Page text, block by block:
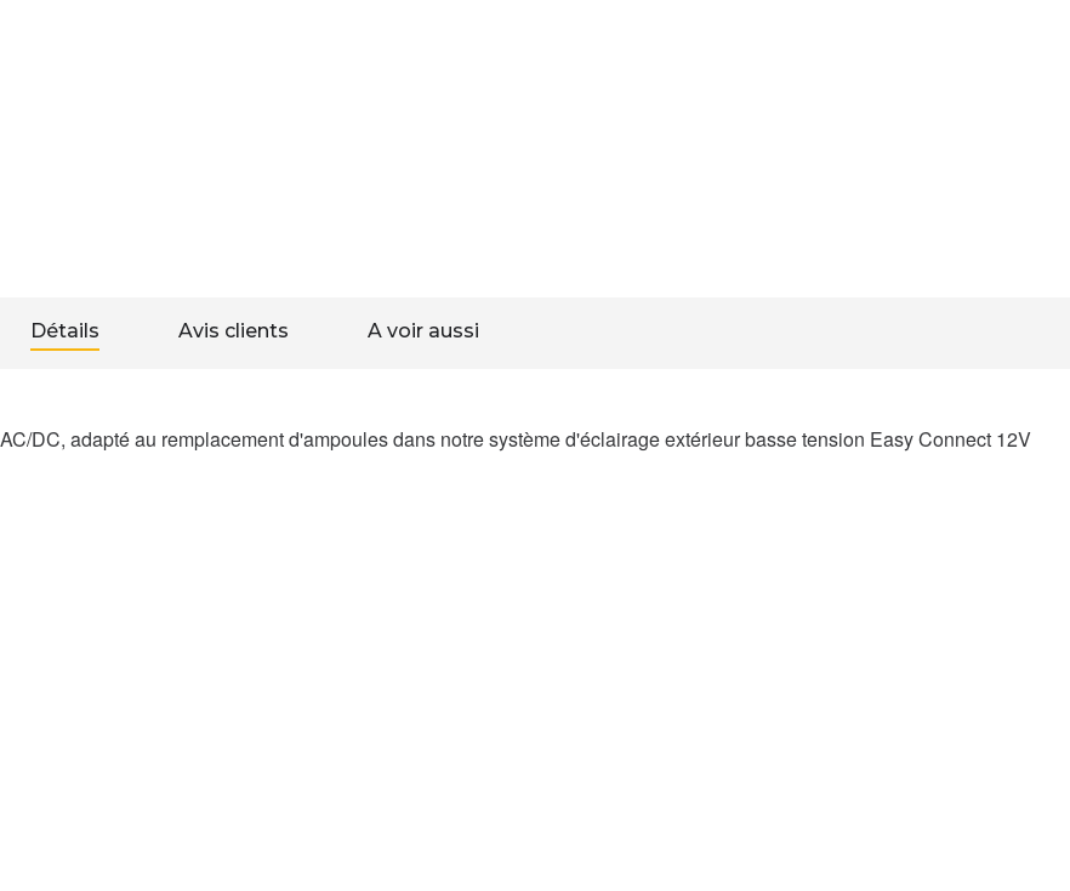
Détails Avis clients A voir aussi
DC, adapté au remplacement d'ampoules dans notre système d'éclairage extérieur basse tension Easy Connect 12V